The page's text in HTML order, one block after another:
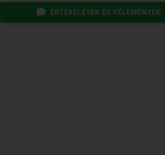
ÉRTÉKELÉSEK ÉS VÉLEMÉNYEK